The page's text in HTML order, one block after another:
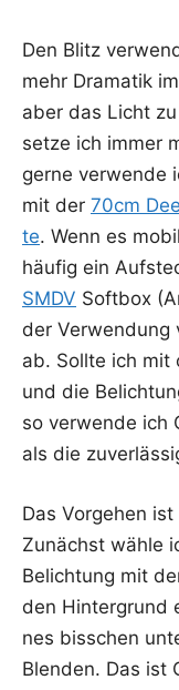
Den Blitz
mehr Dra­ma­tik
aber das Licht
set­ze ich immer
ger­ne ver­wen­de
mit der 70cm
te. Wenn es
häu­fig ein
SMDV Soft­box
der Ver­wen­dung
ab. Soll­te ich mit
und die
so ver­wen­de ich
als die
Das Vor­ge­hen
Zunächst wäh­le
Belich­tung mit
den Hin­ter­grund
nes biss­chen
Blen­den. Das ist